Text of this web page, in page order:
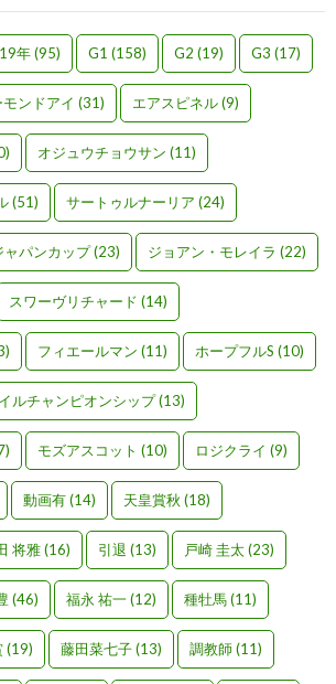
年(95) G1 (158) G2 (19) G3 (17)
モンドアイ (31) エアスピネル(9)
オジュウチョウサン (11)
(51) サートゥルナーリア (24)
ャパンカップ(23) ジョアン・モレイラ (22)
スワーヴリチャード (14)
フィエールマン (11) ホープフルS (10)
ルチャンピオンシップ(13)
モズアスコット (10) ロジクライ (9)
動画有(14) 天皇賞秋 (18)
将雅(16) 引退 (13) 戸崎 圭太(23)
(46) 福永 祐一(12) 種牡馬(11)
(19) 藤田菜七子(13) 調教師(11)